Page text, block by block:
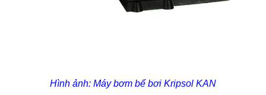
Hình ảnh: Máy bơm bể bơi Kripsol KAN